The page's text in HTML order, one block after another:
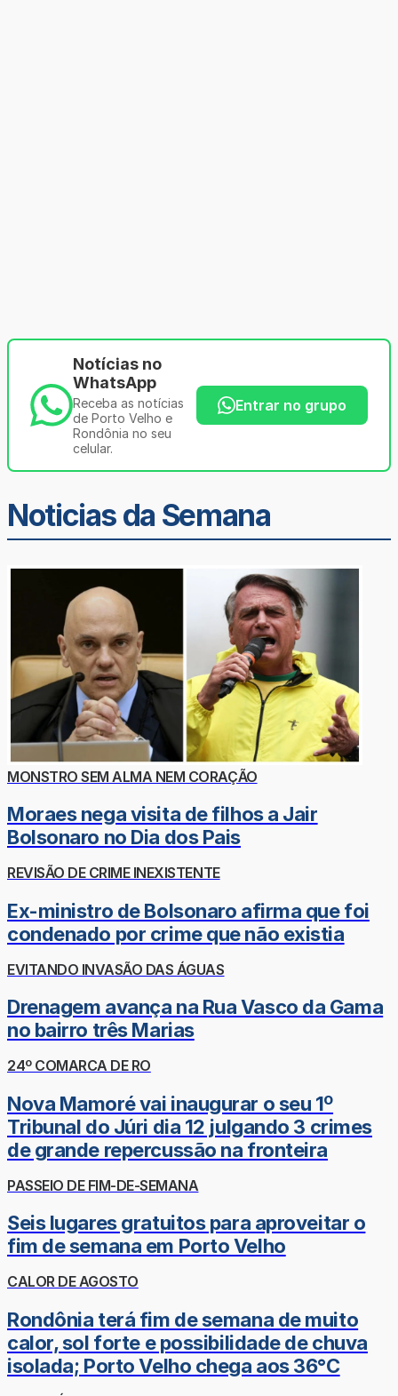
Notícias no
WhatsApp
Receba as notícias
de Porto Velho e
Rondônia no seu
celular.
Entrar no grupo
Noticias da Semana
MONSTRO SEM ALMA NEM CORAÇÃO
Moraes nega visita de filhos a Jair
Bolsonaro no Dia dos Pais
REVISÃO DE CRIME INEXISTENTE
Ex-ministro de Bolsonaro afirma que foi
condenado por crime que não existia
EVITANDO INVASÃO DAS ÁGUAS
Drenagem avança na Rua Vasco da Gama
no bairro três Marias
24º COMARCA DE RO
Nova Mamoré vai inaugurar o seu 1º
Tribunal do Júri dia 12 julgando 3 crimes
de grande repercussão na fronteira
PASSEIO DE FIM-DE-SEMANA
Seis lugares gratuitos para aproveitar o
fim de semana em Porto Velho
CALOR DE AGOSTO
Rondônia terá fim de semana de muito
calor, sol forte e possibilidade de chuva
isolada; Porto Velho chega aos 36°C